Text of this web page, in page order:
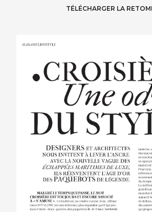
TÉLÉCHARGER LA